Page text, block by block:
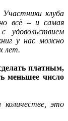
клуба
всё – и самая
удовольствием
у нас можно
лет.
платным,
меньшее число
это